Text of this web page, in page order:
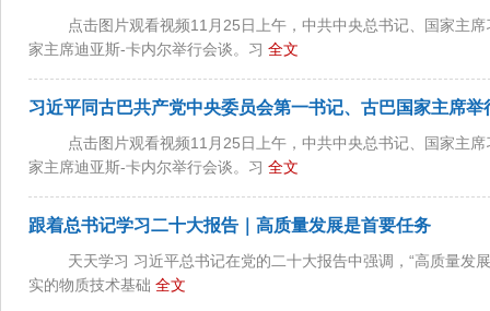
点击图片观看视频11月25日上午，中共中央总书记、国家主
家主席迪亚斯-卡内尔举行会谈。习 全文
习近平同古巴共产党中央委员会第一书记、古巴国家主席举
点击图片观看视频11月25日上午，中共中央总书记、国家主
家主席迪亚斯-卡内尔举行会谈。习 全文
跟着总书记学习二十大报告｜高质量发展是首要任务
天天学习 习近平总书记在党的二十大报告中强调，“高质量发
实的物质技术基础 全文